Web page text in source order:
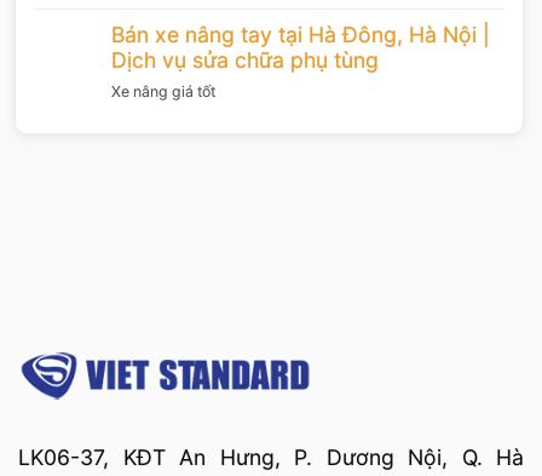
Bán xe nâng tay tại Hà Đông, Hà Nội |
Dịch vụ sửa chữa phụ tùng
Xe nâng giá tốt
LK06-37, KĐT An Hưng, P. Dương Nội, Q. Hà